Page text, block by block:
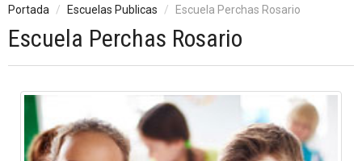
Portada Escuelas Publicas Escuela Perchas Rosario
Escuela Perchas Rosario